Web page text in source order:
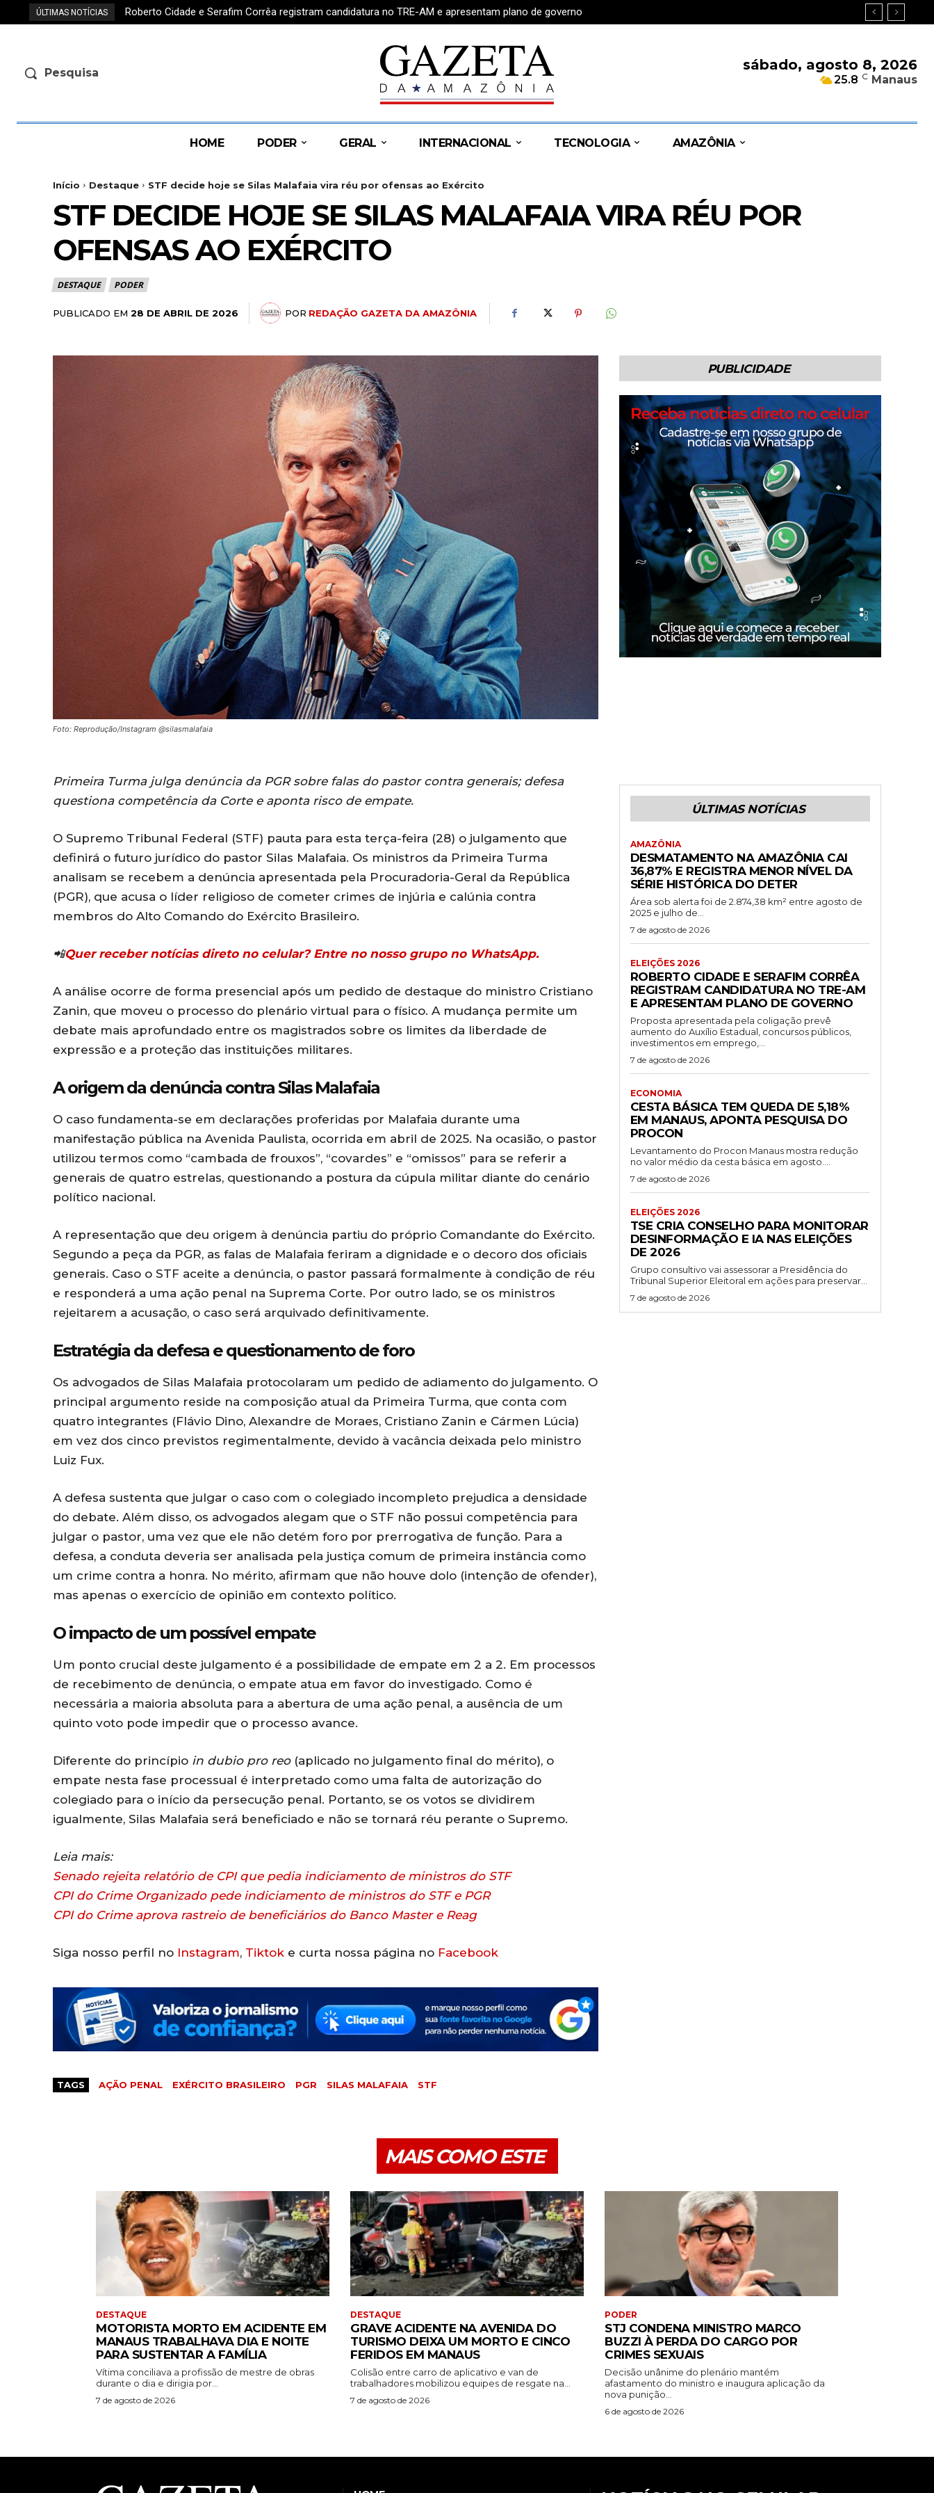
ÚLTIMAS NOTÍCIAS Roberto Cidade e Serafim Corrêa registram candidatura no TRE-AM e apresentam plano de governo
Pesquisa sábado, agosto 8, 2026
25.8 C Manaus
HOME PODER GERAL INTERNACIONAL TECNOLOGIA AMAZÔNIA
Início Destaque STF decide hoje se Silas Malafaia vira réu por ofensas ao Exército
STF DECIDE HOJE SE SILAS MALAFAIA VIRA RÉU POR
OFENSAS AO EXÉRCITO
DESTAQUE PODER
PUBLICADO EM 28 DE ABRIL DE 2026 POR REDAÇÃO GAZETA DA AMAZÔNIA
Foto: Reprodução/Instagram @silasmalafaia
PUBLICIDADE
Primeira Turma julga denúncia da PGR sobre falas do pastor contra generais; defesa
questiona competência da Corte e aponta risco de empate.
O Supremo Tribunal Federal (STF) pauta para esta terça-feira (28) o julgamento que
definirá o futuro jurídico do pastor Silas Malafaia. Os ministros da Primeira Turma
analisam se recebem a denúncia apresentada pela Procuradoria-Geral da República
(PGR), que acusa o líder religioso de cometer crimes de injúria e calúnia contra
membros do Alto Comando do Exército Brasileiro.
📲Quer receber notícias direto no celular? Entre no nosso grupo no WhatsApp.
A análise ocorre de forma presencial após um pedido de destaque do ministro Cristiano
Zanin, que moveu o processo do plenário virtual para o físico. A mudança permite um
debate mais aprofundado entre os magistrados sobre os limites da liberdade de
expressão e a proteção das instituições militares.
A origem da denúncia contra Silas Malafaia
O caso fundamenta-se em declarações proferidas por Malafaia durante uma
manifestação pública na Avenida Paulista, ocorrida em abril de 2025. Na ocasião, o pastor
utilizou termos como “cambada de frouxos”, “covardes” e “omissos” para se referir a
generais de quatro estrelas, questionando a postura da cúpula militar diante do cenário
político nacional.
A representação que deu origem à denúncia partiu do próprio Comandante do Exército.
Segundo a peça da PGR, as falas de Malafaia feriram a dignidade e o decoro dos oficiais
generais. Caso o STF aceite a denúncia, o pastor passará formalmente à condição de réu
e responderá a uma ação penal na Suprema Corte. Por outro lado, se os ministros
rejeitarem a acusação, o caso será arquivado definitivamente.
Estratégia da defesa e questionamento de foro
Os advogados de Silas Malafaia protocolaram um pedido de adiamento do julgamento. O
principal argumento reside na composição atual da Primeira Turma, que conta com
quatro integrantes (Flávio Dino, Alexandre de Moraes, Cristiano Zanin e Cármen Lúcia)
em vez dos cinco previstos regimentalmente, devido à vacância deixada pelo ministro
Luiz Fux.
A defesa sustenta que julgar o caso com o colegiado incompleto prejudica a densidade
do debate. Além disso, os advogados alegam que o STF não possui competência para
julgar o pastor, uma vez que ele não detém foro por prerrogativa de função. Para a
defesa, a conduta deveria ser analisada pela justiça comum de primeira instância como
um crime contra a honra. No mérito, afirmam que não houve dolo (intenção de ofender),
mas apenas o exercício de opinião em contexto político.
O impacto de um possível empate
Um ponto crucial deste julgamento é a possibilidade de empate em 2 a 2. Em processos
de recebimento de denúncia, o empate atua em favor do investigado. Como é
necessária a maioria absoluta para a abertura de uma ação penal, a ausência de um
quinto voto pode impedir que o processo avance.
Diferente do princípio in dubio pro reo(aplicado no julgamento final do mérito), o
empate nesta fase processual é interpretado como uma falta de autorização do
colegiado para o início da persecução penal. Portanto, se os votos se dividirem
igualmente, Silas Malafaia será beneficiado e não se tornará réu perante o Supremo.
Leia mais:
Senado rejeita relatório de CPI que pedia indiciamento de ministros do STF
CPI do Crime Organizado pede indiciamento de ministros do STF e PGR
CPI do Crime aprova rastreio de beneficiários do Banco Master e Reag
Siga nosso perfil no Instagram, Tiktok e curta nossa página no Facebook
TAGS AÇÃO PENAL EXÉRCITO BRASILEIRO PGR SILAS MALAFAIA STF
ÚLTIMAS NOTÍCIAS
AMAZÔNIA
DESMATAMENTO NA AMAZÔNIA CAI
36,87% E REGISTRA MENOR NÍVEL DA
SÉRIE HISTÓRICA DO DETER
Área sob alerta foi de 2.874,38 km² entre agosto de
2025 e julho de...
7 de agosto de 2026
ELEIÇÕES 2026
ROBERTO CIDADE E SERAFIM CORRÊA
REGISTRAM CANDIDATURA NO TRE-AM
E APRESENTAM PLANO DE GOVERNO
Proposta apresentada pela coligação prevê
aumento do Auxílio Estadual, concursos públicos,
investimentos em emprego,...
7 de agosto de 2026
ECONOMIA
CESTA BÁSICA TEM QUEDA DE 5,18%
EM MANAUS, APONTA PESQUISA DO
PROCON
Levantamento do Procon Manaus mostra redução
no valor médio da cesta básica em agosto....
7 de agosto de 2026
ELEIÇÕES 2026
TSE CRIA CONSELHO PARA MONITORAR
DESINFORMAÇÃO E IA NAS ELEIÇÕES
DE 2026
Grupo consultivo vai assessorar a Presidência do
Tribunal Superior Eleitoral em ações para preservar...
7 de agosto de 2026
MAIS COMO ESTE
DESTAQUE
MOTORISTA MORTO EM ACIDENTE EM
MANAUS TRABALHAVA DIA E NOITE
PARA SUSTENTAR A FAMÍLIA
Vítima conciliava a profissão de mestre de obras
durante o dia e dirigia por...
7 de agosto de 2026
DESTAQUE
GRAVE ACIDENTE NA AVENIDA DO
TURISMO DEIXA UM MORTO E CINCO
FERIDOS EM MANAUS
Colisão entre carro de aplicativo e van de
trabalhadores mobilizou equipes de resgate na...
7 de agosto de 2026
PODER
STJ CONDENA MINISTRO MARCO
BUZZI À PERDA DO CARGO POR
CRIMES SEXUAIS
Decisão unânime do plenário mantém
afastamento do ministro e inaugura aplicação da
nova punição...
6 de agosto de 2026